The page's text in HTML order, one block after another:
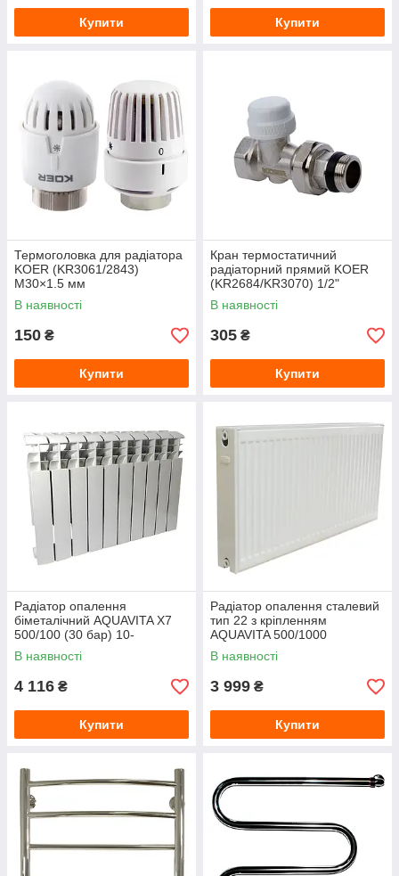
Купити Купити
Термоголовка для радіатора
KOER (KR3061/2843)
M30×1.5 мм
В наявності
150 ₴
Купити
Кран термостатичний
радіаторний прямий KOER
(KR2684/KR3070) 1/2"
В наявності
305 ₴
Купити
Радіатор опалення
біметалічний AQUAVITA X7
500/100 (30 бар) 10-
секційний
В наявності
4 116 ₴
Купити
Радіатор опалення сталевий
тип 22 з кріпленням
AQUAVITA 500/1000
В наявності
3 999 ₴
Купити